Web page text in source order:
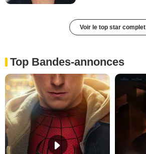
Voir le top star complet
Top Bandes-annonces